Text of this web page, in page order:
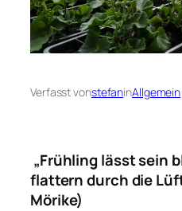
Verfasst vonstefaninAllgemein
„Frühling lässt sein
flattern durch die
Mörike)